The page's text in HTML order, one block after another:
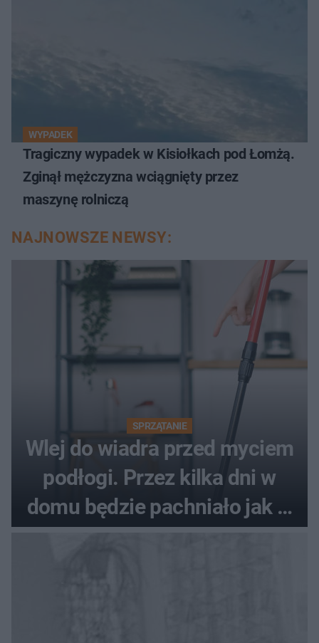
WYPADEK
Tragiczny wypadek w Kisiołkach pod Łomżą.
Zginął mężczyzna wciągnięty przez
maszynę rolniczą
NAJNOWSZE NEWSY:
SPRZĄTANIE
Wlej do wiadra przed myciem
podłogi. Przez kilka dni w
domu będzie pachniało jak w
hotelu